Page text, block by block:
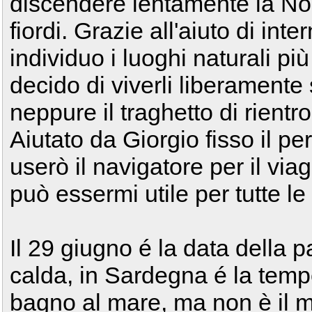
fiordi. Grazie all'aiuto di
individuo i luoghi naturali
decido di viverli
neppure il traghetto di
Aiutato da Giorgio fisso il
userò il navigatore per il
può essermi utile per tutte
Il 29 giugno é la data della
calda, in Sardegna é la
bagno al mare, ma non è il